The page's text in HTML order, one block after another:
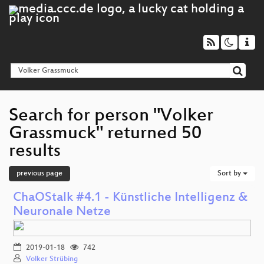
Search for person "Volker
Grassmuck" returned 50
results
previous page Sort by
ChaOStalk #4.1 - Künstliche Intelligenz &
Neuronale Netze
2019-01-18
742
Volker Strübing